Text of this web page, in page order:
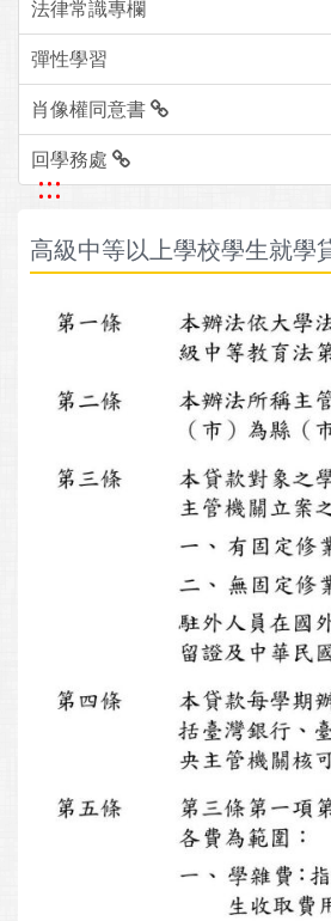
法律常識專欄
彈性學習
肖像權同意書
回學務處
:::
高級中等以上學校學生就學